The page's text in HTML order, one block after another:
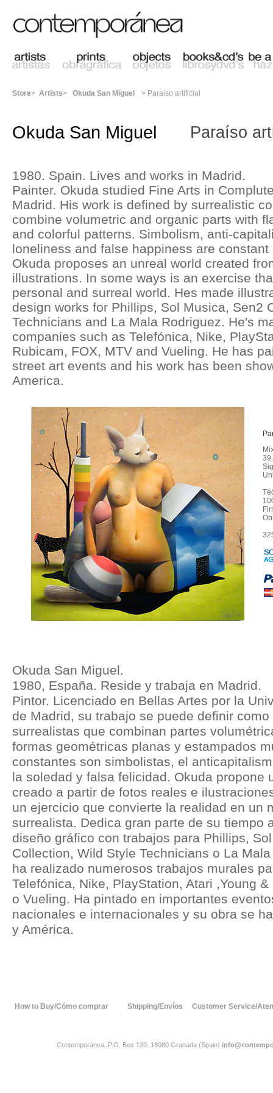
Store> Artists> Okuda San Miguel > Paraíso artificial
Okuda San Miguel Paraíso
1980. Spain. Lives and works in Madrid.
Painter. Okuda studied Fine Arts in
Madrid. His work is defined by surrealistic
combine volumetric and organic parts with
and colorful patterns. Simbolism, anti-
loneliness and false happiness are
Okuda proposes an unreal world created
illustrations. In some ways is an exercise
personal and surreal world. Hes made
design works for Phillips, Sol Musica, Sen2
Technicians and La Mala Rodriguez. He's
companies such as Telefónica, Nike,
Rubicam, FOX, MTV and Vueling. He has
street art events and his work has been
America.
Okuda San Miguel.
1980, España. Reside y trabaja en Madrid.
Pintor. Licenciado en Bellas Artes por la
de Madrid, su trabajo se puede definir
surrealistas que combinan partes
formas geométricas planas y estampados
constantes son simbolistas, el
la soledad y falsa felicidad. Okuda propone
creado a partir de fotos reales e
un ejercicio que convierte la realidad en un
surrealista. Dedica gran parte de su tiempo
diseño gráfico con trabajos para Phillips,
Collection, Wild Style Technicians o La
ha realizado numerosos trabajos murales
Telefónica, Nike, PlayStation, Atari ,Young
o Vueling. Ha pintado en importantes
nacionales e internacionales y su obra se
y América.
How to Buy/Cómo comprar Shipping/Envíos Customer Service/
Contemporánea. P.O. Box 120. 18080 Granada (Spain)